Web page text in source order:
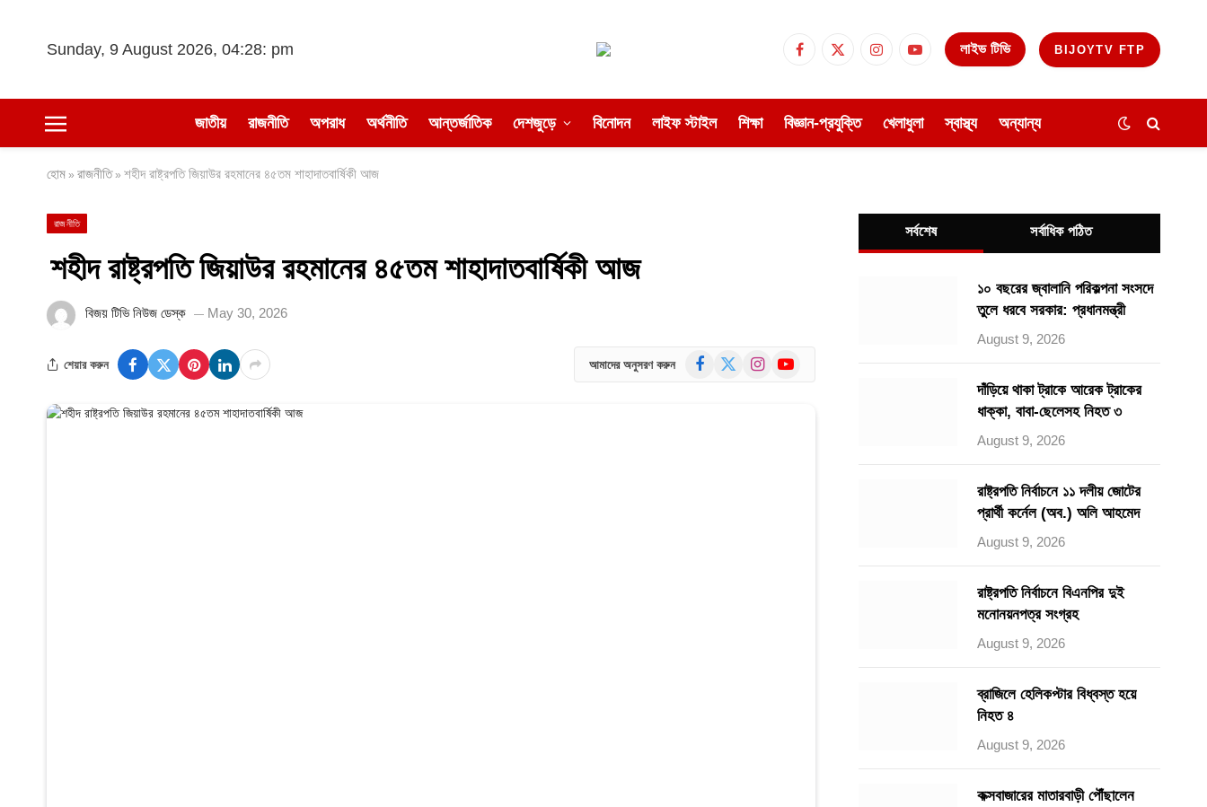
Sunday, 9 August 2026, 04:28: pm Facebook
X
InstagramYouTube
লাইভ টিভি BIJOYTV FTP
জাতীয় রাজনীতি অপরাধ অর্থনীতি আন্তর্জাতিক দেশজুড়ে বিনোদন লাইফ স্টাইল শিক্ষা বিজ্ঞান-প্রযুক্তি খেলাধুলা স্বাস্থ্য অন্যান্য
হোম » রাজনীতি» শহীদ রাষ্ট্রপতি জিয়াউর রহমানের ৪৫তম শাহাদাতবার্ষিকী আজ
রাজনীতি
শহীদ রাষ্ট্রপতি জিয়াউর রহমানের ৪৫তম শাহাদাতবার্ষিকী আজ
বিজয় টিভি নিউজ ডেস্ক May 30, 2026
শেয়ার করুন আমাদের অনুসরণ করুন Facebook InstagramYouTube
সর্বশেষ সর্বাধিক পঠিত
১০ বছরের জ্বালানি পরিকল্পনা সংসদে
তুলে ধরবে সরকার: প্রধানমন্ত্রী
August 9, 2026
দাঁড়িয়ে থাকা ট্রাকে আরেক ট্রাকের
ধাক্কা, বাবা-ছেলেসহ নিহত ৩
August 9, 2026
রাষ্ট্রপতি নির্বাচনে ১১ দলীয় জোটের
প্রার্থী কর্নেল (অব.) অলি আহমেদ
August 9, 2026
রাষ্ট্রপতি নির্বাচনে বিএনপির দুই
মনোনয়নপত্র সংগ্রহ
August 9, 2026
ব্রাজিলে হেলিকপ্টার বিধ্বস্ত হয়ে
নিহত ৪
August 9, 2026
কক্সবাজারের মাতারবাড়ী পৌঁছালেন